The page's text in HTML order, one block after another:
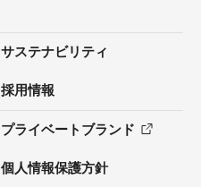
サステナビリティ
採用情報
プライベートブランド
個人情報保護方針